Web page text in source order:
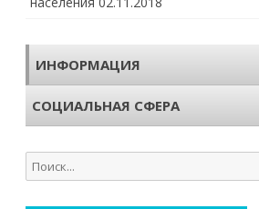
ИНФОРМАЦИЯ
СОЦИАЛЬНАЯ СФЕРА
Поиск
для: